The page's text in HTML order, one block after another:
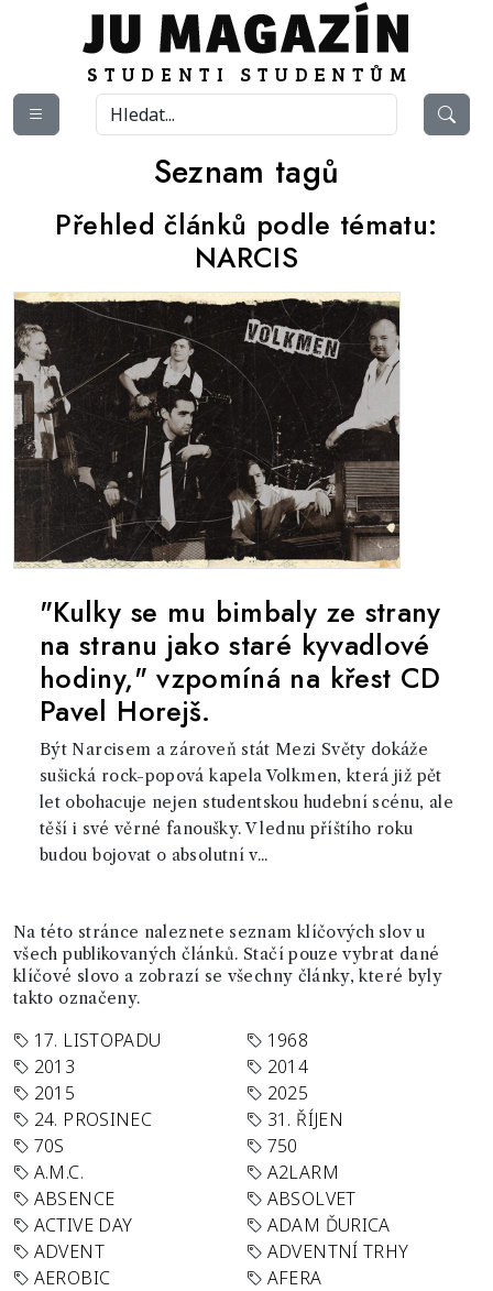
Seznam tagů
Přehled článků podle tématu:
NARCIS
"Kulky se mu bimbaly ze strany
na stranu jako staré kyvadlové
hodiny," vzpomíná na křest CD
Pavel Horejš.
Být Narcisem a zároveň stát Mezi Světy dokáže
sušická rock-popová kapela Volkmen, která již pět
let obohacuje nejen studentskou hudební scénu, ale
těší i své věrné fanoušky. V lednu příštího roku
budou bojovat o absolutní v...
Na této stránce naleznete seznam klíčových slov u
všech publikovaných článků. Stačí pouze vybrat dané
klíčové slovo a zobrazí se všechny články, které byly
takto označeny.
17. LISTOPADU
1968
2013
2014
2015
2025
24. PROSINEC
31. ŘÍJEN
70S
750
A.M.C.
A2LARM
ABSENCE
ABSOLVET
ACTIVE DAY
ADAM ĎURICA
ADVENT
ADVENTNÍ TRHY
AEROBIC
AFERA